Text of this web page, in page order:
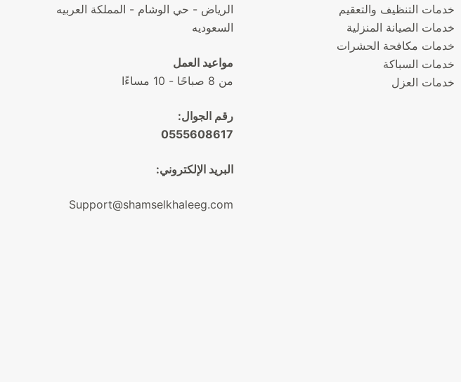
خدمات التنظيف والتعقيم
خدمات الصيانة المنزلية
خدمات مكافحة الحشرات
خدمات السباكة
خدمات العزل
الرياض - حي الوشام - المملكة العربيه
السعوديه
مواعيد العمل
من 8 صباحًا - 10 مساءًا
رقم الجوال:
0555608617
البريد الإلكتروني:
Support@shamselkhaleeg.com